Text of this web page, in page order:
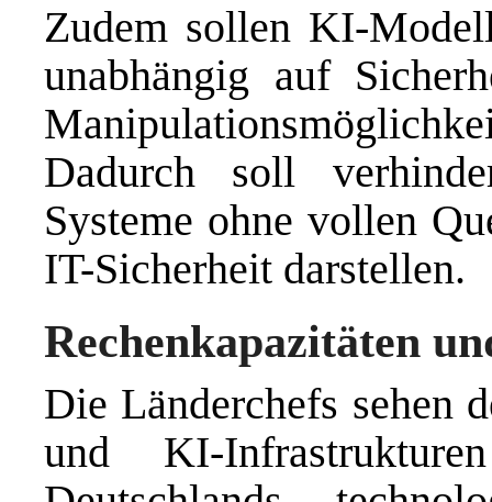
Zudem sollen KI-
unabhängig auf
Dadurch soll
Systeme ohne vollen
IT-Sicherheit darstellen.
Rechenkapazitäten
Die Länderchefs sehen
und KI-